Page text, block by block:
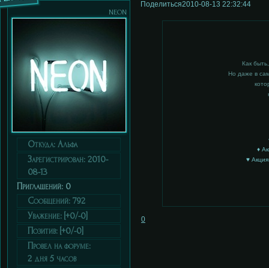
Поделиться2010-08-13 22:32:44
neon
Откуда: Альфа
Зарегистрирован: 2010-
08-13
Приглашений: 0
Сообщений: 792
Уважение: [+0/-0]
Позитив: [+0/-0]
Провел на форуме:
2 дня 5 часов
Как
Но даже в
♦
♥
0